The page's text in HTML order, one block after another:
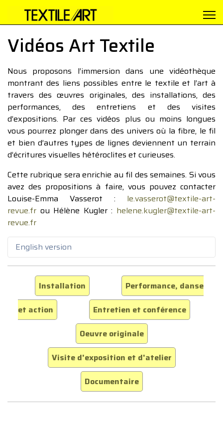
Vidéos Art Textile
Nous proposons l’immersion dans une vidéothèque
montrant des liens possibles entre le textile et l’art à
travers des œuvres originales, des installations, des
performances, des entretiens et des visites
d’expositions. Par ces vidéos plus ou moins longues
vous pourrez plonger dans des univers où la fibre, le fil
et bien d’autres types de lignes deviennent un terrain
d’écritures visuelles hétéroclites et curieuses.
Cette rubrique sera enrichie au fil des semaines. Si vous
avez des propositions à faire, vous pouvez contacter
Louise-Emma Vasserot : le.vasserot@textile-art-
revue.fr ou Hélène Kugler : helene.kugler@textile-art-
revue.fr
English version
Installation
Performance, danse
et action
Entretien et conférence
Oeuvre originale
Visite d'exposition et d'atelier
Documentaire